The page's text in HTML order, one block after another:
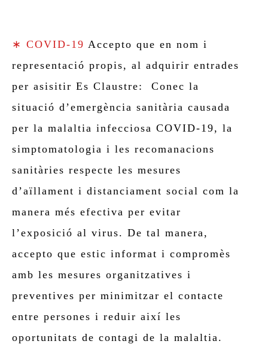
∗ COVID-19 Accepto que en nom i
representació propis, al adquirir entrades
per asisitir Es Claustre: Conec la
situació d’emergència sanitària causada
per la malaltia infecciosa COVID-19, la
simptomatologia i les recomanacions
sanitàries respecte les mesures
d’aïllament i distanciament social com la
manera més efectiva per evitar
l’exposició al virus. De tal manera,
accepto que estic informat i compromès
amb les mesures organitzatives i
preventives per minimitzar el contacte
entre persones i reduir així les
oportunitats de contagi de la malaltia.